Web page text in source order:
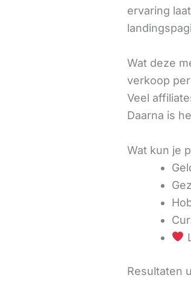
ervaring
Wat deze
verkoop
Veel
Daarna is
Wat kun je
Resultaten